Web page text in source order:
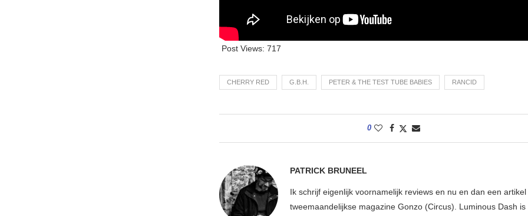
Post Views: 717
CHERRY RED G.B.H. PETER & THE TEST TUBE BABIES RANCID
0
PATRICK BRUNEEL
Ik schrijf eigenlijk voornamelijk reviews en nu en dan een
tweemaandelijkse magazine Gonzo (Circus). Luminous Dash is